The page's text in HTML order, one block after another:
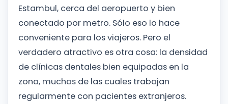
Estambul, cerca del aeropuerto y bien
conectado por metro. Sólo eso lo hace
conveniente para los viajeros. Pero el
verdadero atractivo es otra cosa: la densidad
de clínicas dentales bien equipadas en la
zona, muchas de las cuales trabajan
regularmente con pacientes extranjeros.